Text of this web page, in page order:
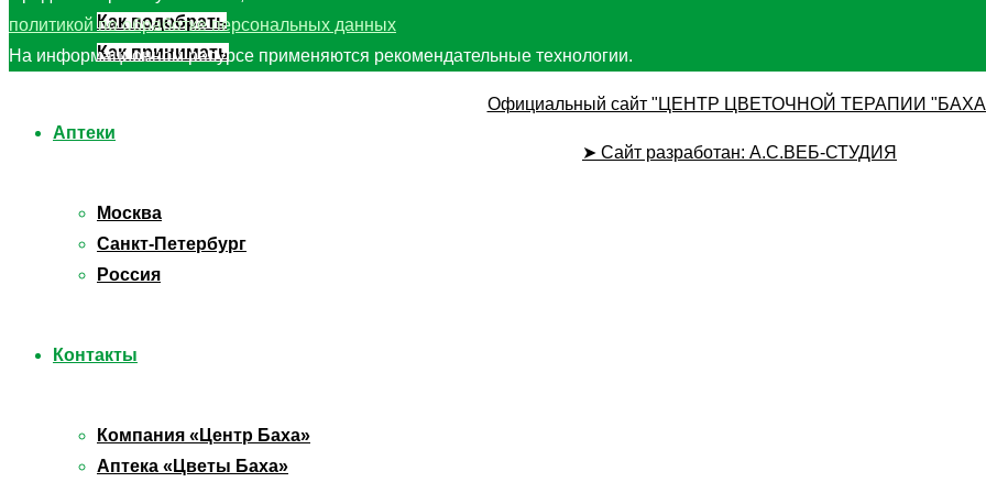
Как подобрать
Как принимать
Аптеки
Москва
Санкт-Петербург
Россия
Контакты
Компания «Центр Баха»
Аптека «Цветы Баха»
политикой по обработке персональных данных
На информационном ресурсе применяются рекомендательные технологии.
Официальный сайт "ЦЕНТР ЦВЕТОЧНОЙ ТЕРАПИИ
➤ Сайт разработан: А.С.ВЕБ-СТУДИЯ